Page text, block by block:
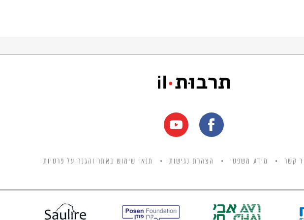
קשר מידע משפטי הצהרת נגישות תנאי שימוש באתר והגנה על פרטיות